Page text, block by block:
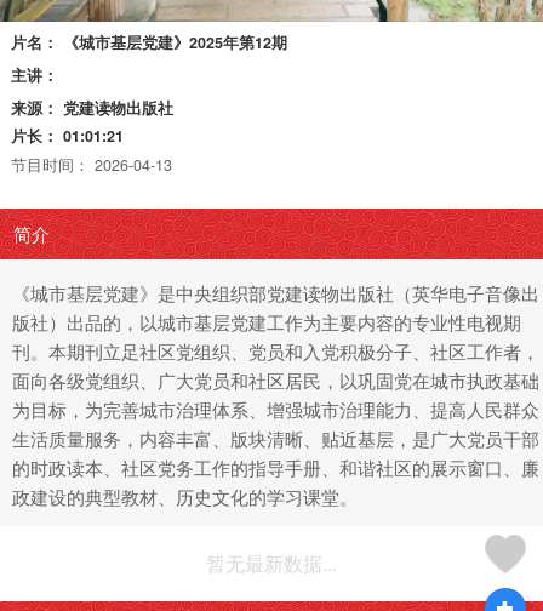
片名：
《城市基层党建》2025年第12期
主讲：
来源： 党建读物出版社
片长： 01:01:21
节目时间： 2026-04-13
简介
《城市基层党建》是中央组织部党建读物出版社（英华电子音像出
版社）出品的，以城市基层党建工作为主要内容的专业性电视期
刊。本期刊立足社区党组织、党员和入党积极分子、社区工作者，
面向各级党组织、广大党员和社区居民，以巩固党在城市执政基础
为目标，为完善城市治理体系、增强城市治理能力、提高人民群众
生活质量服务，内容丰富、版块清晰、贴近基层，是广大党员干部
的时政读本、社区党务工作的指导手册、和谐社区的展示窗口、廉
政建设的典型教材、历史文化的学习课堂。
暂无最新数据...